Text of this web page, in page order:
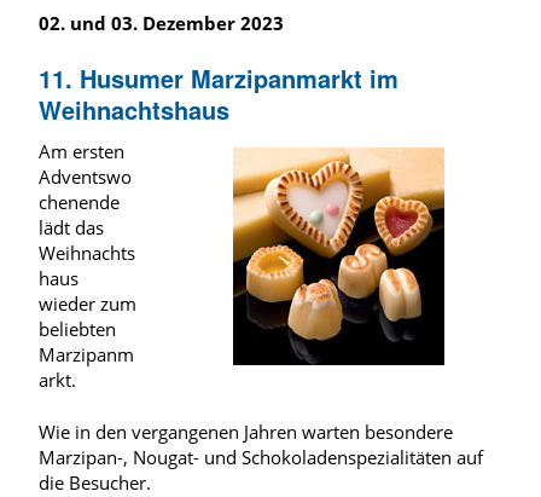
02. und 03. Dezember 2023
11. Husumer Marzipanmarkt im
Weihnachtshaus
Am ersten
Adventswo
chenende
lädt das
Weihnachts
haus
wieder zum
beliebten
Marzipanm
arkt.
Wie in den vergangenen Jahren warten besondere
Marzipan-, Nougat- und Schokoladenspezialitäten auf
die Besucher.